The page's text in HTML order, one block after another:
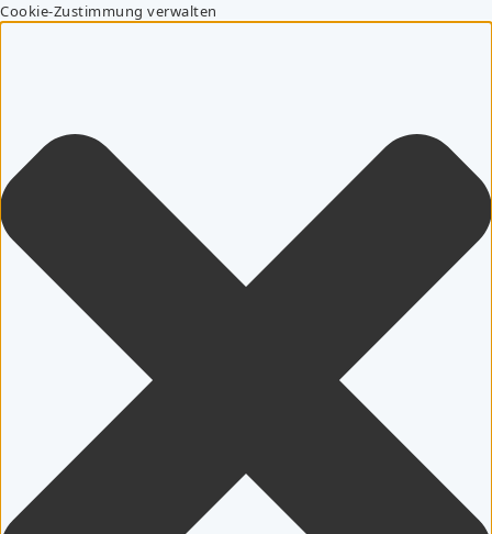
Cookie-Zustimmung verwalten